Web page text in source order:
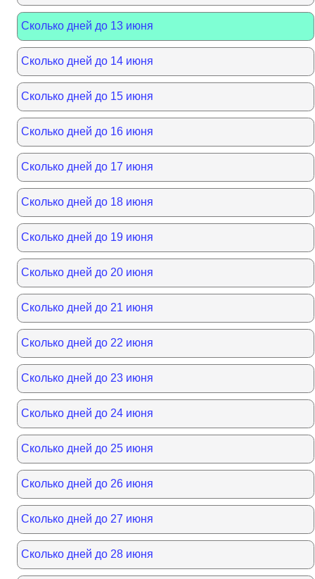
Сколько дней до 13 июня
Сколько дней до 14 июня
Сколько дней до 15 июня
Сколько дней до 16 июня
Сколько дней до 17 июня
Сколько дней до 18 июня
Сколько дней до 19 июня
Сколько дней до 20 июня
Сколько дней до 21 июня
Сколько дней до 22 июня
Сколько дней до 23 июня
Сколько дней до 24 июня
Сколько дней до 25 июня
Сколько дней до 26 июня
Сколько дней до 27 июня
Сколько дней до 28 июня